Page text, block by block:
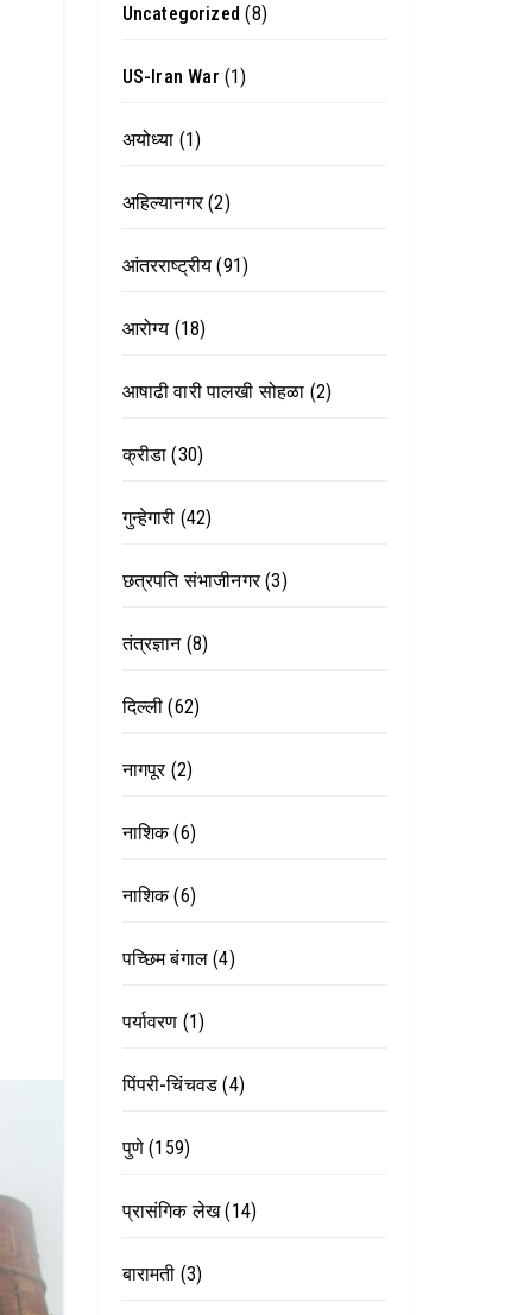
Uncategorized (8)
US-Iran War (1)
अयोध्या (1)
अहिल्यानगर(2)
आंतरराष्ट्रीय (91)
आरोग्य (18)
आषाढी वारी पालखी सोहळा (2)
क्रीडा (30)
गुन्हेगारी (42)
छत्रपति संभाजीनगर(3)
तंत्रज्ञान(8)
दिल्ली (62)
नागपूर(2)
नाशिक(6)
नाशिक(6)
पच्छिम बंगाल(4)
पर्यावरण (1)
पिंपरी-चिंचवड (4)
पुणे(159)
प्रासंगिक लेख(14)
बारामती (3)